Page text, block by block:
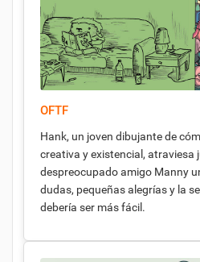
OFTF
Hank, un joven dibujante de
creativa y existencial, atraviesa
despreocupado amigo Manny
dudas, pequeñas alegrías y la
debería ser más fácil.